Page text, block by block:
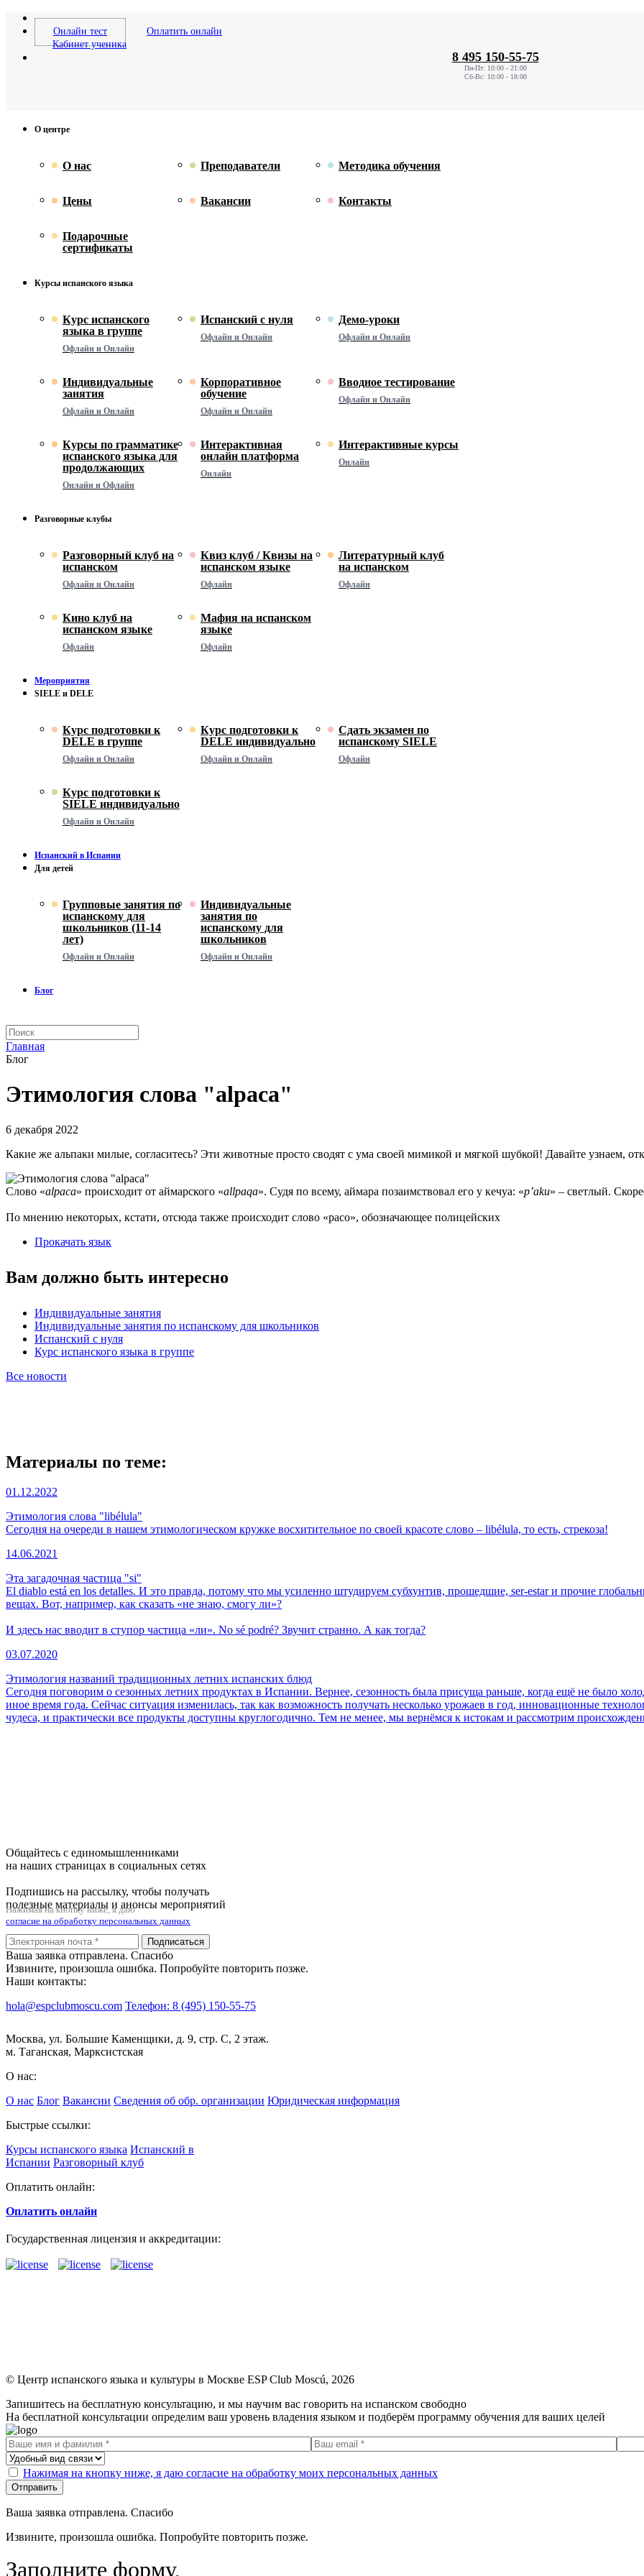
Онлайн тест
Оплатить онлайн
Кабинет ученика
8 495 150-55-75
Пн-Пт: 10:00 - 21:00
Сб-Вс: 10:00 - 18:00
О центре
О нас Преподаватели Методика обучения
Цены Вакансии Контакты
Подарочные
сертификаты
Курсы испанского языка
Курс испанского
языка в группе
Офлайн и Онлайн
Испанский с нуля
Офлайн и Онлайн
Демо-уроки
Офлайн и Онлайн
Индивидуальные
занятия
Офлайн и Онлайн
Корпоративное
обучение
Офлайн и Онлайн
Вводное тестирование
Офлайн и Онлайн
Курсы по грамматике
испанского языка для
продолжающих
Онлайн и Офлайн
Интерактивная
онлайн платформа
Онлайн
Интерактивные курсы
Онлайн
Разговорные клубы
Разговорный клуб на
испанском
Офлайн и Онлайн
Квиз клуб / Квизы на
испанском языке
Офлайн
Литературный клуб
на испанском
Офлайн
Кино клуб на
испанском языке
Офлайн
Мафия на испанском
языке
Офлайн
Мероприятия
SIELE и DELE
Курс подготовки к
DELE в группе
Офлайн и Онлайн
Курс подготовки к
DELE индивидуально
Офлайн и Онлайн
Сдать экзамен по
испанскому SIELE
Офлайн
Курс подготовки к
SIELE индивидуально
Офлайн и Онлайн
Испанский в Испании
Для детей
Групповые занятия по
испанскому для
школьников (11-14
лет)
Офлайн и Онлайн
Индивидуальные
занятия по
испанскому для
школьников
Офлайн и Онлайн
Блог
Главная
Блог
Этимология слова "alpaca"
6 декабря 2022
Какие же альпаки милые, согласитесь? Эти животные просто сводят с ума своей мимикой и мягкой шубкой! Давайте узнаем,
Слово «alpaca» происходит от аймарского «allpaqa». Судя по всему, аймара позаимствовал его у кечуа: «p’aku» – светлый.
По мнению некоторых, кстати, отсюда также происходит слово «paco», обозначающее полицейских
Прокачать язык
Вам должно быть интересно
Индивидуальные занятия
Индивидуальные занятия по испанскому для школьников
Испанский с нуля
Курс испанского языка в группе
Все новости
Материалы по теме:
01.12.2022
Этимология слова "libélula"
Сегодня на очереди в нашем этимологическом кружке восхитительное по своей красоте слово – libélula, то есть, стрекоза!
14.06.2021
Эта загадочная частица "si"
El diablo está en los detalles. И это правда, потому что мы усиленно штудируем субхунтив, прошедшие, ser-estar и прочие
вещах. Вот, например, как сказать «не знаю, смогу ли»?
И здесь нас вводит в ступор частица «ли». No sé podré? Звучит странно. А как тогда?
03.07.2020
Этимология названий традиционных летних испанских блюд
Сегодня поговорим о сезонных летних продуктах в Испании. Вернее, сезонность была присуща раньше, когда ещё не было
иное время года. Сейчас ситуация изменилась, так как возможность получать несколько урожаев в год, инновационные
чудеса, и практически все продукты доступны круглогодично. Тем не менее, мы вернёмся к истокам и рассмотрим
Общайтесь с единомышленниками
на наших страницах в социальных сетях
Подпишись на рассылку, чтобы получать
полезные материалы и анонсы мероприятий
Нажимая на кнопку ниже, я даю
согласие на обработку персональных данных
Подписаться
Ваша заявка отправлена. Спасибо
Извините, произошла ошибка. Попробуйте повторить позже.
Наши контакты:
hola@espclubmoscu.com Телефон: 8 (495) 150-55-75
Москва, ул. Большие Каменщики, д. 9, стр. С, 2 этаж.
м. Таганская, Марксистская
О нас:
О нас Блог Вакансии Сведения об обр. организации Юридическая информация
Быстрые ссылки:
Курсы испанского языка Испанский в
Испании Разговорный клуб
Оплатить онлайн:
Оплатить онлайн
Государственная лицензия и аккредитации:
© Центр испанского языка и культуры в Москве ESP Club Moscú, 2026
Запишитесь на бесплатную консультацию, и мы научим вас говорить на испанском свободно
На бесплатной консультации определим ваш уровень владения языком и подберём программу обучения для ваших целей
Нажимая на кнопку ниже, я даю согласие на обработку моих персональных данных
Отправить
Ваша заявка отправлена. Спасибо
Извините, произошла ошибка. Попробуйте повторить позже.
Заполните форму,